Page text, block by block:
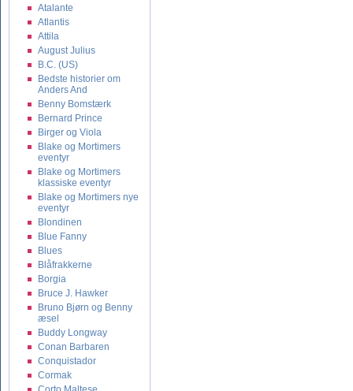
Atalante
Atlantis
Attila
August Julius
B.C. (US)
Bedste historier om
Anders And
Benny Bomstærk
Bernard Prince
Birger og Viola
Blake og Mortimers
eventyr
Blake og Mortimers
klassiske eventyr
Blake og Mortimers nye
eventyr
Blondinen
Blue Fanny
Blues
Blåfrakkerne
Borgia
Bruce J. Hawker
Bruno Bjørn og Benny
æsel
Buddy Longway
Conan Barbaren
Conquistador
Cormak